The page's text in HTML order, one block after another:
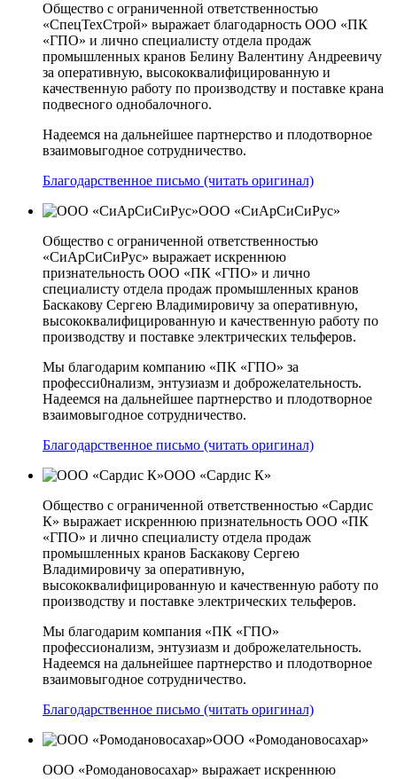
Общество с ограниченной ответственностью
«СпецТехСтрой» выражает благодарность ООО «ПК
«ГПО» и лично специалисту отдела продаж
промышленных кранов Белину Валентину Андреевичу
за оперативную, высококвалифицированную и
качественную работу по производству и поставке крана
подвесного однобалочного.
Надеемся на дальнейшее партнерство и плодотворное
взаимовыгодное сотрудничество.
Благодарственное письмо (читать оригинал)
ООО «СиАрСиСиРус»
Общество с ограниченной ответственностью
«СиАрСиСиРус» выражает искреннюю
признательность ООО «ПК «ГПО» и лично
специалисту отдела продаж промышленных кранов
Баскакову Сергею Владимировичу за оперативную,
высококвалифицированную и качественную работу по
производству и поставке электрических тельферов.
Мы благодарим компанию «ПК «ГПО» за
професси0нализм, энтузиазм и доброжелательность.
Надеемся на дальнейшее партнерство и плодотворное
взаимовыгодное сотрудничество.
Благодарственное письмо (читать оригинал)
ООО «Сардис К»
Общество с ограниченной ответственностью «Сардис
К» выражает искреннюю признательность ООО «ПК
«ГПО» и лично специалисту отдела продаж
промышленных кранов Баскакову Сергею
Владимировичу за оперативную,
высококвалифицированную и качественную работу по
производству и поставке электрических тельферов.
Мы благодарим компания «ПК «ГПО»
профессионализм, энтузиазм и доброжелательность.
Надеемся на дальнейшее партнерство и плодотворное
взаимовыгодное сотрудничество.
Благодарственное письмо (читать оригинал)
ООО «Ромодановосахар»
ООО «Ромодановосахар» выражает искреннюю